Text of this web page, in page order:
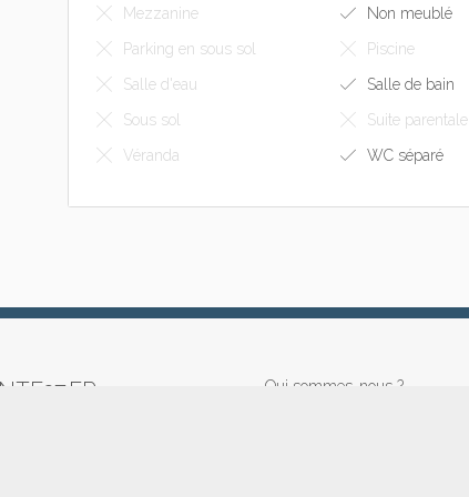
Mezzanine
Non meublé
Parking en sous sol
Piscine
Salle d'eau
Salle de bain
Sous sol
Suite parentale
Véranda
WC séparé
Qui sommes-nous ?